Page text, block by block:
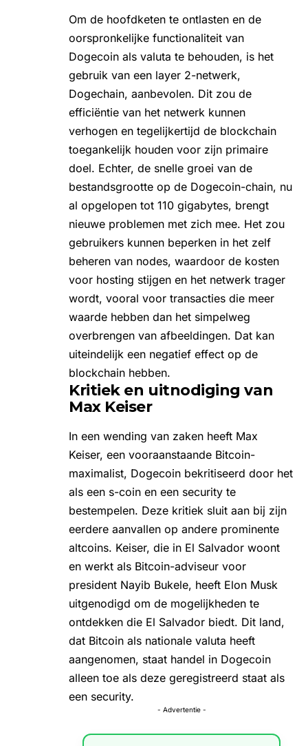
Om de hoofdketen te ontlasten en de
oorspronkelijke functionaliteit van
Dogecoin als valuta te behouden, is het
gebruik van een layer 2-netwerk,
Dogechain, aanbevolen. Dit zou de
efficiëntie van het netwerk kunnen
verhogen en tegelijkertijd de blockchain
toegankelijk houden voor zijn primaire
doel. Echter, de snelle groei van de
bestandsgrootte op de Dogecoin-chain, nu
al opgelopen tot 110 gigabytes, brengt
nieuwe problemen met zich mee. Het zou
gebruikers kunnen beperken in het zelf
beheren van nodes, waardoor de kosten
voor hosting stijgen en het netwerk trager
wordt, vooral voor transacties die meer
waarde hebben dan het simpelweg
overbrengen van afbeeldingen. Dat kan
uiteindelijk een negatief effect op de
blockchain hebben.
Kritiek en uitnodiging van
Max Keiser
In een wending van zaken heeft Max
Keiser, een vooraanstaande Bitcoin-
maximalist, Dogecoin bekritiseerd door het
als een s-coin en een security te
bestempelen. Deze kritiek sluit aan bij zijn
eerdere aanvallen op andere prominente
altcoins. Keiser, die in El Salvador woont
en werkt als Bitcoin-adviseur voor
president Nayib Bukele, heeft Elon Musk
uitgenodigd om de mogelijkheden te
ontdekken die El Salvador biedt. Dit land,
dat Bitcoin als nationale valuta heeft
aangenomen, staat handel in Dogecoin
alleen toe als deze geregistreerd staat als
een security.
- Advertentie -